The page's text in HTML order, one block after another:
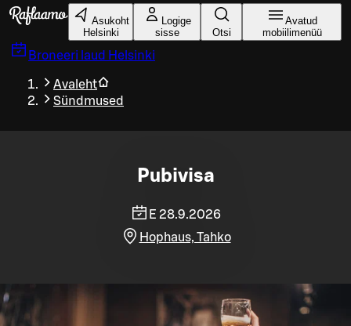
Liigu peamise sisu juurde
Asukoht
Helsinki
Logige
sisse
Otsi
Avatud
mobiilimenüü
Broneeri laud Helsinki
Avaleht
Sündmused
Pubivisa
E 28.9.2026
Hophaus, Tahko